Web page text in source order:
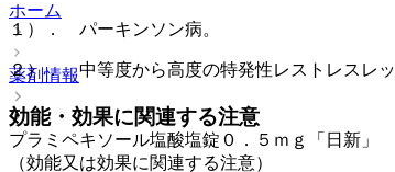
１）． パーキンソン病。
２）． 中等度から高度の特発性レストレスレ
効能・効果に関連する注意
（効能又は効果に関連する注意）
ホーム
薬剤情報
プラミペキソール塩酸塩錠０．５ｍｇ「日新」